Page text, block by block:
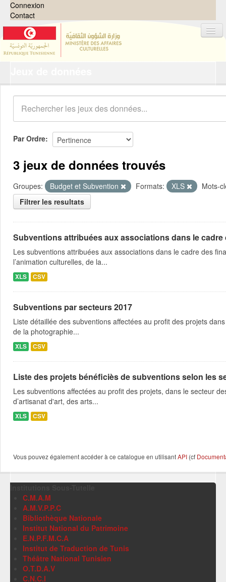
Connexion
Contact
Organisations
Groupes
Demandes 0
À propos
Par Ordre
3 jeux de données trouvés
Groupes: Budget et Subvention Formats: XLS
Mots-
Filtrer les resultats
Subventions attribuées aux associations dans le
Les subventions attribuées aux associations dans le cadre des
l’animation culturelles, de la...
XLS CSV
Subventions par secteurs 2017
Liste détaillée des subventions affectées au profit des projets
de la photographie...
XLS CSV
Liste des projets bénéficiès de subventions selon les
Les subventions affectées au profit des projets, dans le secteur
d’artisanat d'art, des arts...
XLS CSV
Vous pouvez également accéder à ce catalogue en utilisantAPI (cf
C.M.A.M
A.M.V.P.P.C
Bibliothèque Nationale
Institut National du Patrimoine
E.N.P.F.M.C.A
Institut de Traduction de Tunis
Théâtre National Tunisien
O.T.D.A.V
C.N.C.I